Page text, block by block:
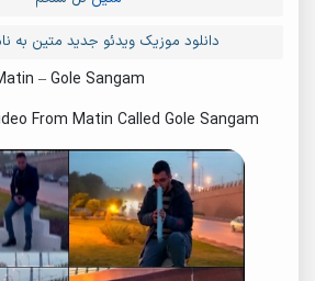
دانلود موزیک ویدئو جدید متین به
– Gole Sangam
From Matin Called Gole Sangam